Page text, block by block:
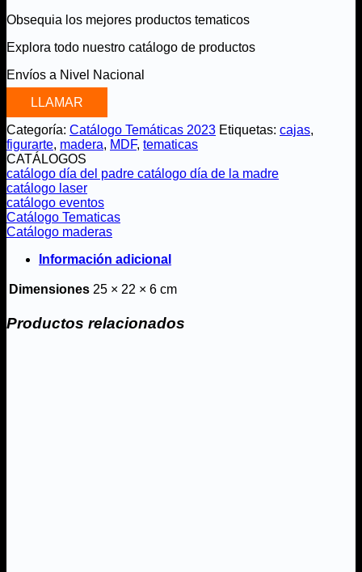
Obsequia los mejores productos tematicos
Explora todo nuestro catálogo de productos
Envíos a Nivel Nacional
LLAMAR
Categoría: Catálogo Temáticas 2023 Etiquetas: cajas,
figurarte, madera, MDF, tematicas
CATÁLOGOS
catálogo día del padre catálogo día de la madre
catálogo laser
catálogo eventos
Catálogo Tematicas
Catálogo maderas
Información adicional
Dimensiones 25 × 22 × 6 cm
Productos relacionados